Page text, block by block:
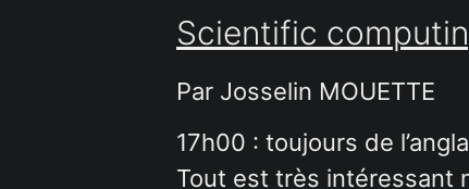
Scientific
Par Josselin MOUETTE
17h00 : toujours de
Tout est très intéressant